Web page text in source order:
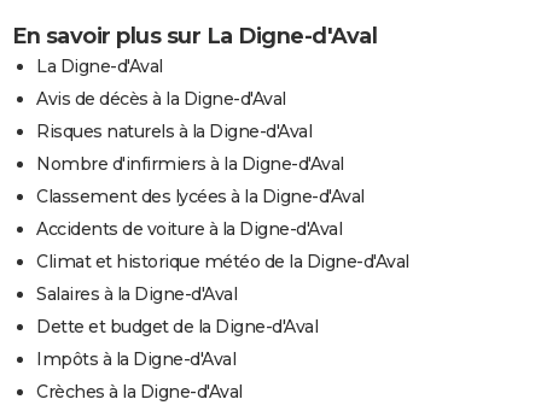
En savoir plus sur La Digne-d'Aval
La Digne-d'Aval
Avis de décès à la Digne-d'Aval
Risques naturels à la Digne-d'Aval
Nombre d'infirmiers à la Digne-d'Aval
Classement des lycées à la Digne-d'Aval
Accidents de voiture à la Digne-d'Aval
Climat et historique météo de la Digne-d'Aval
Salaires à la Digne-d'Aval
Dette et budget de la Digne-d'Aval
Impôts à la Digne-d'Aval
Crèches à la Digne-d'Aval